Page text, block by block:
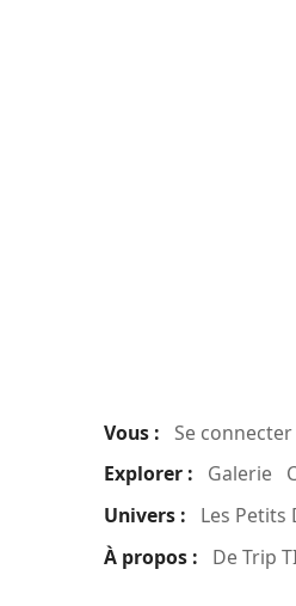
Vous : Se connecter
Explorer :
Galerie
Univers :
Les
À propos :
De Trip